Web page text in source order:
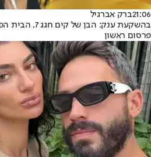
21:06ברק אברגיל
בהשקעת ענק: הבן של קים חגג 7, הבית הפך לממלכת פוקימון
פרסום ראשון